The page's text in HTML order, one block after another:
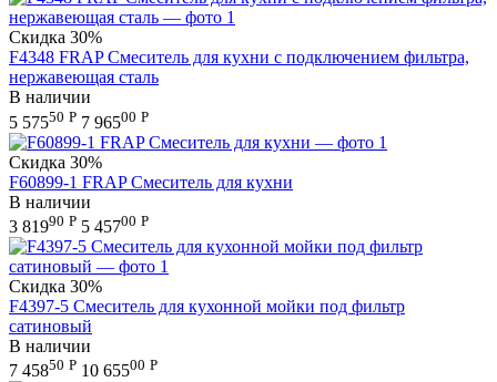
Скидка 30%
F4348 FRAP Смеситель для кухни с подключением фильтра,
нержавеющая сталь
В наличии
5 57550 Р 7 96500 Р
Скидка 30%
F60899-1 FRAP Смеситель для кухни
В наличии
3 81990 Р 5 45700 Р
Скидка 30%
F4397-5 Смеситель для кухонной мойки под фильтр
сатиновый
В наличии
7 45850 Р 10 65500 Р